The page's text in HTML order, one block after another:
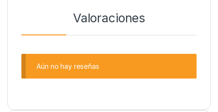
Valoraciones
Aún no hay reseñas